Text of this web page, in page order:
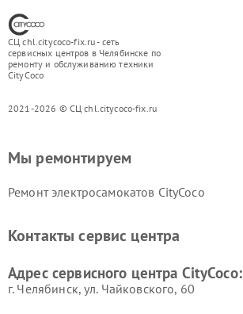
СЦ chl.citycoco-fix.ru - сеть
сервисных центров в Челябинске по
ремонту и обслуживанию техники
CityCoco
2021-2026 © СЦ chl.citycoco-fix.ru
Мы ремонтируем
Ремонт электросамокатов CityCoco
Контакты сервис центра
Адрес сервисного центра CityCoco:
г. Челябинск, ул. Чайковского, 60